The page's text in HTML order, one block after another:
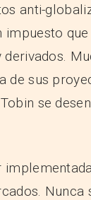
anti-
que
de sus
se
Nunca